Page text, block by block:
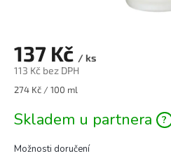
137 Kč / ks
113 Kč bez DPH
Měrná
274 Kč / 100 ml
Skladem u partnera
Možnosti doručení